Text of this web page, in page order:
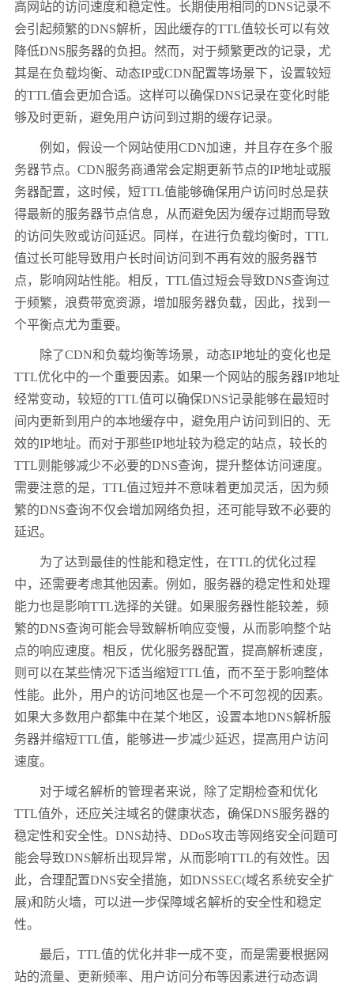
高网站的访问速度和稳定性。长期使用相同的DNS记录不
会引起频繁的DNS解析，因此缓存的TTL值较长可以有效
降低DNS服务器的负担。然而，对于频繁更改的记录，尤
其是在负载均衡、动态IP或CDN配置等场景下，设置较短
的TTL值会更加合适。这样可以确保DNS记录在变化时能
够及时更新，避免用户访问到过期的缓存记录。
例如，假设一个网站使用CDN加速，并且存在多个服
务器节点。CDN服务商通常会定期更新节点的IP地址或服
务器配置，这时候，短TTL值能够确保用户访问时总是获
得最新的服务器节点信息，从而避免因为缓存过期而导致
的访问失败或访问延迟。同样，在进行负载均衡时，TTL
值过长可能导致用户长时间访问到不再有效的服务器节
点，影响网站性能。相反，TTL值过短会导致DNS查询过
于频繁，浪费带宽资源，增加服务器负载，因此，找到一
个平衡点尤为重要。
除了CDN和负载均衡等场景，动态IP地址的变化也是
TTL优化中的一个重要因素。如果一个网站的服务器IP地址
经常变动，较短的TTL值可以确保DNS记录能够在最短时
间内更新到用户的本地缓存中，避免用户访问到旧的、无
效的IP地址。而对于那些IP地址较为稳定的站点，较长的
TTL则能够减少不必要的DNS查询，提升整体访问速度。
需要注意的是，TTL值过短并不意味着更加灵活，因为频
繁的DNS查询不仅会增加网络负担，还可能导致不必要的
延迟。
为了达到最佳的性能和稳定性，在TTL的优化过程
中，还需要考虑其他因素。例如，服务器的稳定性和处理
能力也是影响TTL选择的关键。如果服务器性能较差，频
繁的DNS查询可能会导致解析响应变慢，从而影响整个站
点的响应速度。相反，优化服务器配置，提高解析速度，
则可以在某些情况下适当缩短TTL值，而不至于影响整体
性能。此外，用户的访问地区也是一个不可忽视的因素。
如果大多数用户都集中在某个地区，设置本地DNS解析服
务器并缩短TTL值，能够进一步减少延迟，提高用户访问
速度。
对于域名解析的管理者来说，除了定期检查和优化
TTL值外，还应关注域名的健康状态，确保DNS服务器的
稳定性和安全性。DNS劫持、DDoS攻击等网络安全问题可
能会导致DNS解析出现异常，从而影响TTL的有效性。因
此，合理配置DNS安全措施，如DNSSEC(域名系统安全扩
展)和防火墙，可以进一步保障域名解析的安全性和稳定
性。
最后，TTL值的优化并非一成不变，而是需要根据网
站的流量、更新频率、用户访问分布等因素进行动态调